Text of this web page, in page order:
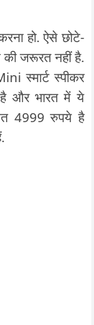
हो. ऐसे छोटे-
जरूरत नहीं है.
स्मार्ट स्पीकर
और भारत में ये
4999 रुपये है